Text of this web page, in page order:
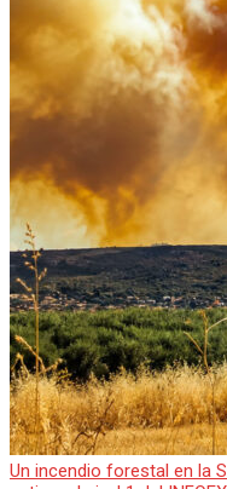
Un incendio forestal en la